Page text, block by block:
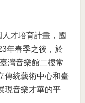
才培育計畫，國
年春季之後，於
灣音樂館二樓常
傳統藝術中心和臺
現音樂才華的平